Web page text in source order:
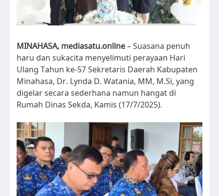
MINAHASA, mediasatu.online– Suasana penuh
haru dan sukacita menyelimuti perayaan Hari
Ulang Tahun ke-57 Sekretaris Daerah Kabupaten
Minahasa, Dr. Lynda D. Watania, MM, M.Si, yang
digelar secara sederhana namun hangat di
Rumah Dinas Sekda, Kamis (17/7/2025).